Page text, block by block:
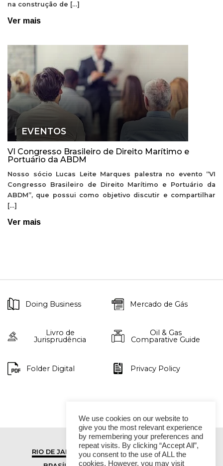
na construção de […]
Ver mais
EVENTOS
VI Congresso Brasileiro de Direito Marítimo e
Portuário da ABDM
Nosso sócio Lucas Leite Marques palestra no evento “VI
Congresso Brasileiro de Direito Marítimo e Portuário da
ABDM”, que possui como objetivo discutir e compartilhar
[…]
Ver mais
Doing Business Mercado de Gás
Livro de
Jurisprudência
Oil & Gas
Comparative Guide
Folder Digital Privacy Policy
RIO DE JANEIRO
SÃO PAULO
We use cookies on our website to
give you the most relevant experience
by remembering your preferences and
repeat visits. By clicking “Accept All”,
you consent to the use of ALL the
cookies. However, you may visit